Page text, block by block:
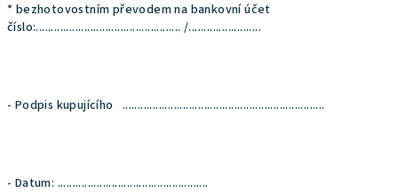
* bezhotovostním převodem na bankovní účet
číslo:................................................ /........................
- Podpis kupujícího ...................................................................
- Datum: ..................................................